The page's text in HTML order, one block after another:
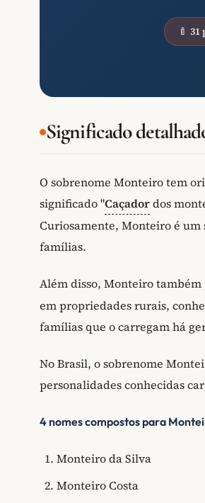
🍼
Significado
O sobrenome Monteiro tem
significado "Caçadordos
Curiosamente, Monteiro é um
famílias.
Além disso, Monteiro também
em propriedades rurais,
famílias que o carregam há
No Brasil, o sobrenome
personalidades conhecidas
4 nomes compostos para
Monteiro da Silva
Monteiro Costa